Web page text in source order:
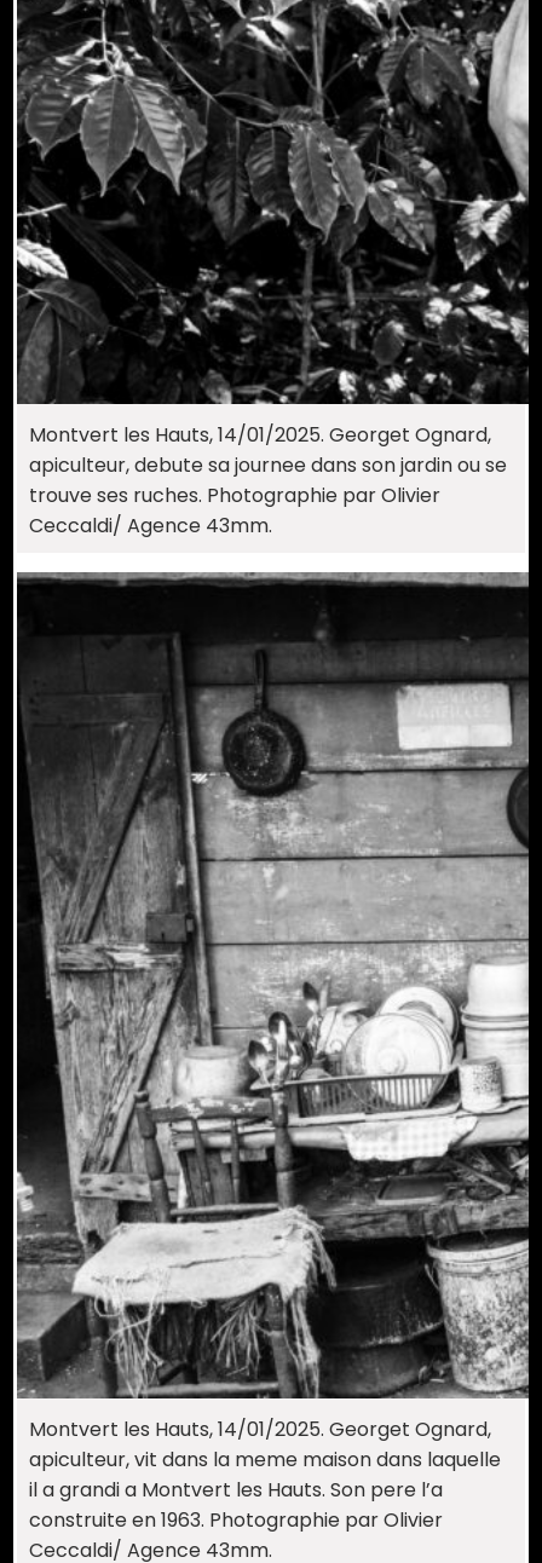
Montvert les Hauts, 14/01/2025. Georget Ognard,
apiculteur, debute sa journee dans son jardin ou se
trouve ses ruches. Photographie par Olivier
Ceccaldi/ Agence 43mm.
Montvert les Hauts, 14/01/2025. Georget Ognard,
apiculteur, vit dans la meme maison dans laquelle
il a grandi a Montvert les Hauts. Son pere l’a
construite en 1963. Photographie par Olivier
Ceccaldi/ Agence 43mm.